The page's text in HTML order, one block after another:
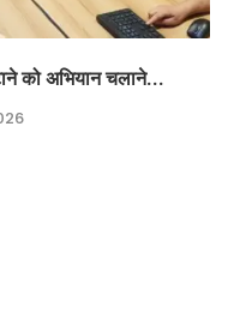
को अभियान चलाने...